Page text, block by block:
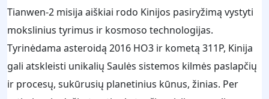
Tianwen-2 misija aiškiai rodo Kinijos pasiryžimą vystyti
mokslinius tyrimus ir kosmoso technologijas.
Tyrinėdama asteroidą 2016 HO3 ir kometą 311P, Kinija
gali atskleisti unikalių Saulės sistemos kilmės paslapčių
ir procesų, sukūrusių planetinius kūnus, žinias. Per